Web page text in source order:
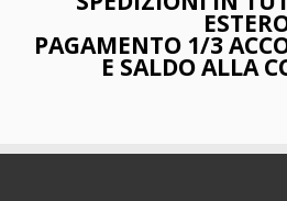
PAGAMENTO 1/3
E SALDO ALLA